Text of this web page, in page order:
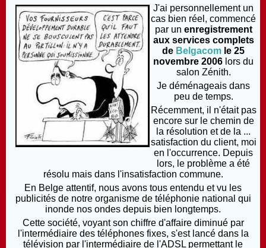
J'ai personnellement un
cas bien réel, commencé
par un enregistrement
aux services complets
de Belgacom le 25
novembre 2006 lors du
salon Zénith.
Je déménageais dans
peu de temps.
Récemment, il n'était pas
encore sur le chemin de
la résolution et de la ...
satisfaction du client, moi
en l'occurrence. Depuis
lors, le problème a été
résolu mais dans l'insatisfaction commune.
En Belge attentif, nous avons tous entendu et vu les
publicités de notre organisme de téléphonie national qui
inonde nos ondes depuis bien longtemps.
Cette société, voyant son chiffre d'affaire diminué par
l'intermédiaire des téléphones fixes, s'est lancé dans la
télévision par l'intermédiaire de l'ADSL permettant le